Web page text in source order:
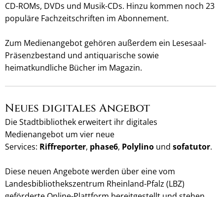
CD-ROMs, DVDs und Musik-CDs. Hinzu kommen noch 23
populäre Fachzeitschriften im Abonnement.
Zum Medienangebot gehören außerdem ein Lesesaal-
Präsenzbestand und antiquarische sowie
heimatkundliche Bücher im Magazin.
Neues digitales Angebot
Die Stadtbibliothek erweitert ihr digitales
Medienangebot um vier neue
Services: Riffreporter, phase6, Polylino und sofatutor.
Diese neuen Angebote werden über eine vom
Landesbibliothekszentrum Rheinland-Pfalz (LBZ)